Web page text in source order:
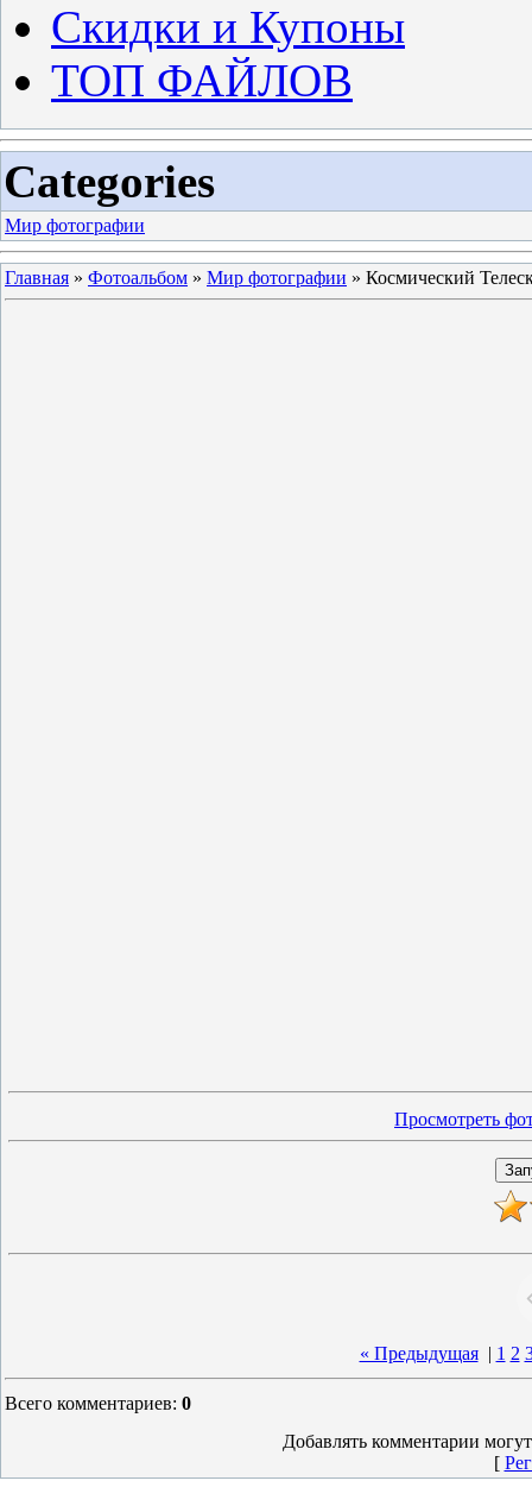
Скидки и Купоны
ТОП ФАЙЛОВ
Categories
Мир фотографии
Главная » Фотоальбом » Мир фотографии » Космический
Просмотреть
« Предыдущая| 1 2
Всего комментариев: 0
Добавлять комментарии
[